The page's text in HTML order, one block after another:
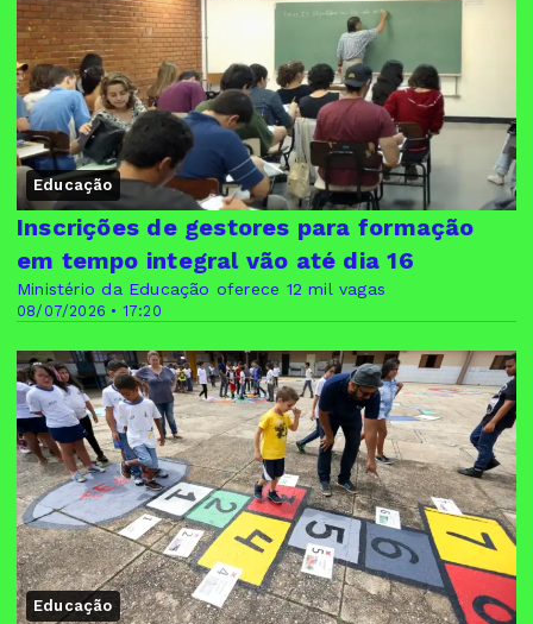
Educação
08/07/2026 • 17:20
Inscrições de gestores para formação
em tempo integral vão até dia 16
Ministério da Educação oferece 12 mil vagas
Educação